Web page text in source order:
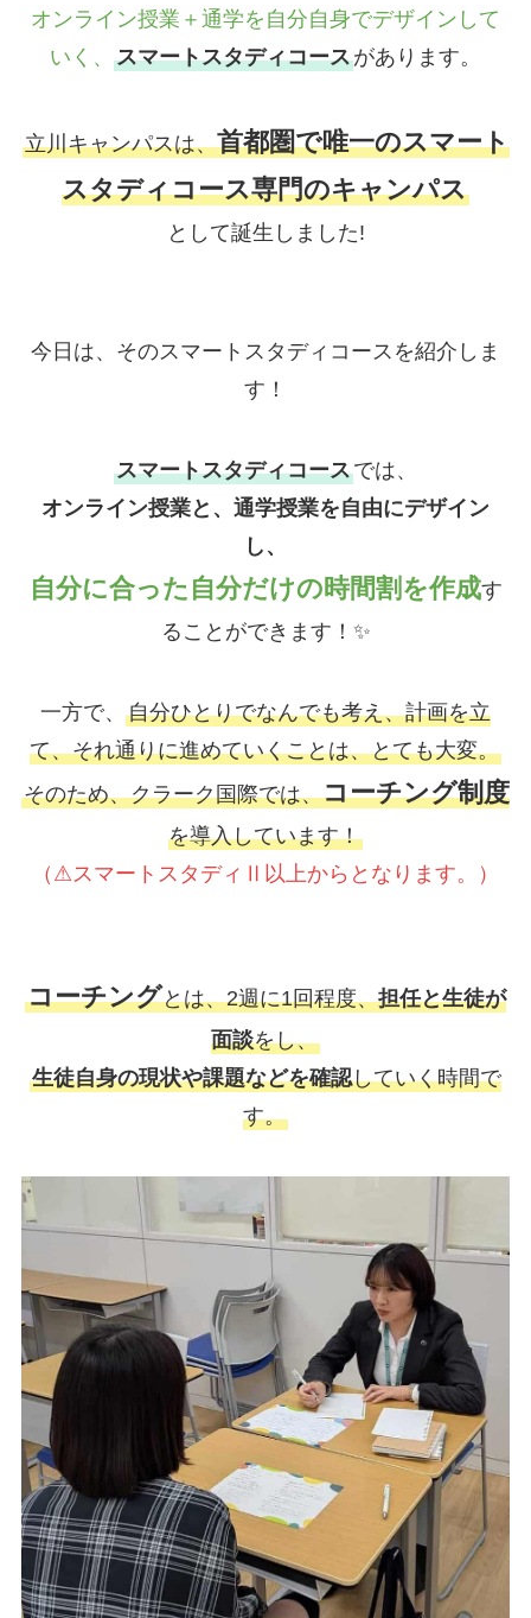
オンライン授業＋通学を自分自身でデザインして
いく、 スマートスタディコースがあります。
立川キャンパスは、首都圏で唯一のスマート
スタディコース専門のキャンパス
として誕生しました!
今日は、そのスマートスタディコースを紹介しま
す！
スマートスタディコースでは、
オンライン授業と、通学授業を自由にデザイン
し、
自分に合った自分だけの時間割を作成す
ることができます！✨
一方で、 自分ひとりでなんでも考え、計画を立
て、それ通りに進めていくことは、とても大変。
そのため、クラーク国際では、コーチング制度
を導入しています！
（⚠スマートスタディⅡ以上からとなります。）
コーチングとは、2週に1回程度、担任と生徒が
面談をし、
生徒自身の現状や課題などを確認していく時間で
す。